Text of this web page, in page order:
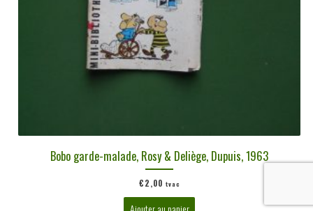
Bobo garde-malade, Rosy & Deliège, Dupuis, 1963
€2,00 tvac